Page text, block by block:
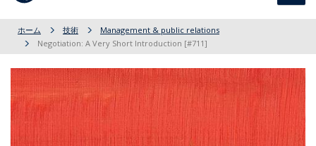
ホーム 技術
Management & public relations
Negotiation: A Very Short Introduction [#711]